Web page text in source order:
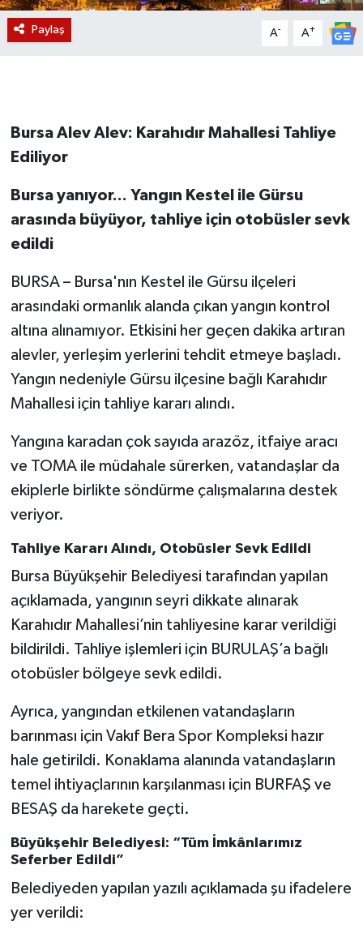
Paylaş A- A+
Bursa Alev Alev: Karahıdır Mahallesi Tahliye
Ediliyor
Bursa yanıyor... Yangın Kestel ile Gürsu
arasında büyüyor, tahliye için otobüsler sevk
edildi
BURSA – Bursa'nın Kestel ile Gürsu ilçeleri
arasındaki ormanlık alanda çıkan yangın kontrol
altına alınamıyor. Etkisini her geçen dakika artıran
alevler, yerleşim yerlerini tehdit etmeye başladı.
Yangın nedeniyle Gürsu ilçesine bağlı Karahıdır
Mahallesi için tahliye kararı alındı.
Yangına karadan çok sayıda arazöz, itfaiye aracı
ve TOMA ile müdahale sürerken, vatandaşlar da
ekiplerle birlikte söndürme çalışmalarına destek
veriyor.
Tahliye Kararı Alındı, Otobüsler Sevk Edildi
Bursa Büyükşehir Belediyesi tarafından yapılan
açıklamada, yangının seyri dikkate alınarak
Karahıdır Mahallesi’nin tahliyesine karar verildiği
bildirildi. Tahliye işlemleri için BURULAŞ’a bağlı
otobüsler bölgeye sevk edildi.
Ayrıca, yangından etkilenen vatandaşların
barınması için Vakıf Bera Spor Kompleksi hazır
hale getirildi. Konaklama alanında vatandaşların
temel ihtiyaçlarının karşılanması için BURFAŞ ve
BESAŞ da harekete geçti.
Büyükşehir Belediyesi: “Tüm İmkânlarımız
Seferber Edildi”
Belediyeden yapılan yazılı açıklamada şu ifadelere
yer verildi: